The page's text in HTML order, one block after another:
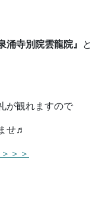
涌寺別院雲龍院』 と
が観れますので
せ♬
＞＞